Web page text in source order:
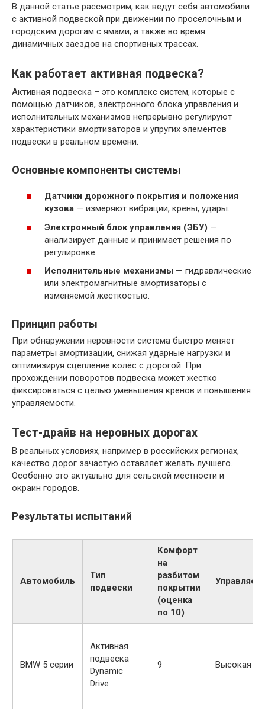
В данной статье рассмотрим, как ведут себя автомобили
с активной подвеской при движении по проселочным и
городским дорогам с ямами, а также во время
динамичных заездов на спортивных трассах.
Как работает активная подвеска?
Активная подвеска – это комплекс систем, которые с
помощью датчиков, электронного блока управления и
исполнительных механизмов непрерывно регулируют
характеристики амортизаторов и упругих элементов
подвески в реальном времени.
Основные компоненты системы
Датчики дорожного покрытия и положения
кузова — измеряют вибрации, крены, удары.
Электронный блок управления (ЭБУ) —
анализирует данные и принимает решения по
регулировке.
Исполнительные механизмы — гидравлические
или электромагнитные амортизаторы с
изменяемой жесткостью.
Принцип работы
При обнаружении неровности система быстро меняет
параметры амортизации, снижая ударные нагрузки и
оптимизируя сцепление колёс с дорогой. При
прохождении поворотов подвеска может жестко
фиксироваться с целью уменьшения кренов и повышения
управляемости.
Тест-драйв на неровных дорогах
В реальных условиях, например в российских регионах,
качество дорог зачастую оставляет желать лучшего.
Особенно это актуально для сельской местности и
окраин городов.
Результаты испытаний
Автомобиль
Тип
подвески
Комфорт
на
разбитом
покрытии
(оценка
по 10)
BMW 5 серии
Активная
подвеска
Dynamic
Drive
9 Высокая